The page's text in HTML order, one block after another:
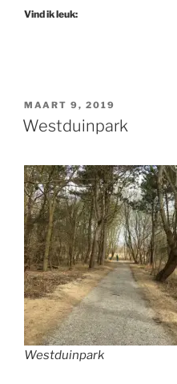
Vind ik leuk:
GEPLAATST
OP
MAART 9, 2019
Westduinpark
Westduinpark